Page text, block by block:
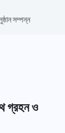
সম্পন্ন
গ্রহন ও